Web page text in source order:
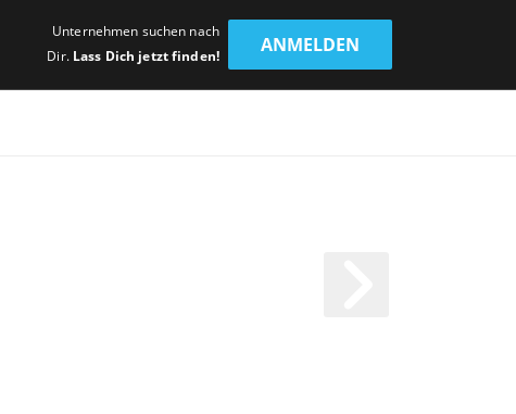
Unternehmen suchen nach
Dir. Lass Dich jetzt finden!
ANMELDEN